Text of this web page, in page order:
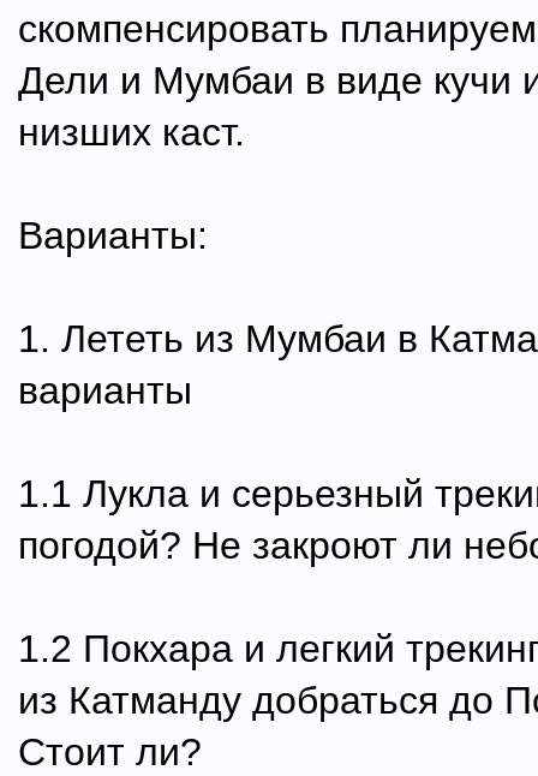
скомпенсировать
Дели и Мумбаи в виде кучи
низших каст.
Варианты:
1. Лететь из Мумбаи в
варианты
1.1 Лукла и серьезный
погодой? Не закроют ли
1.2 Покхара и легкий
из Катманду добраться до
Стоит ли?